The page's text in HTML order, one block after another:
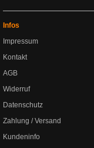
Infos
Impressum
Kontakt
AGB
Widerruf
Datenschutz
Zahlung / Versand
Kundeninfo